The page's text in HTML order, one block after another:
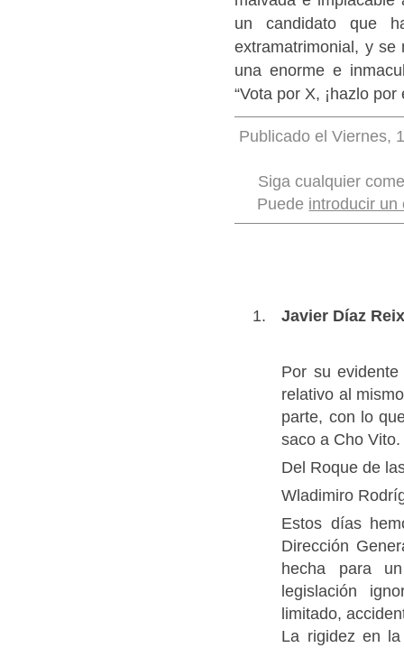
un candidato que
extramatrimonial, y se
una enorme e
“Vota por X, ¡hazlo por
Publicado el Viernes,
Siga cualquier
Puede introducir un
Javier Díaz
Por su
relativo al
parte, con lo
saco a Cho Vito.
Del Roque de
Wladimiro
Estos días
Dirección
hecha para
legislación
limitado,
La rigidez en